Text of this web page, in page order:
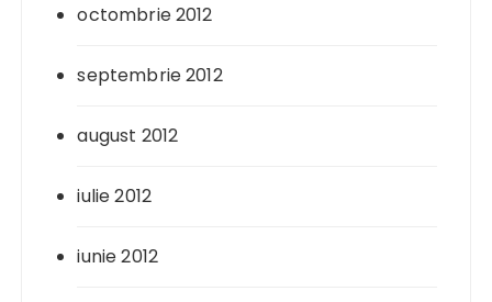
octombrie 2012
septembrie 2012
august 2012
iulie 2012
iunie 2012